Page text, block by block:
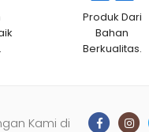
Produk Dari
Bahan
Berkualitas.
Kami di